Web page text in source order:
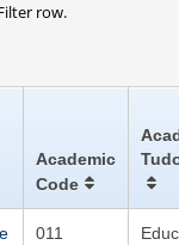
row.
Academic
Code
011